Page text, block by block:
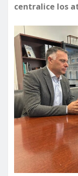
centralice los